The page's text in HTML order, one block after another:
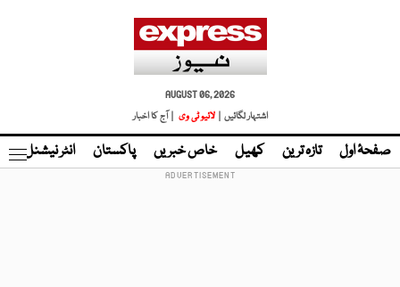
AUGUST 06, 2026
اشتہار لگائیں |
لائیو ٹی وی | آج کا اخبار
صفحۂ اول تازہ ترین کھیل خاص خبریں پاکستان انٹر نیشنل